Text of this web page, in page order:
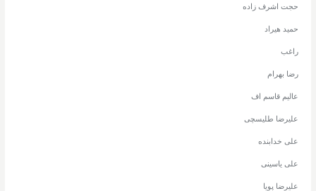
حجت اشرف زاده
حمید هیراد
راغب
رضا بهرام
عالیم قاسم اف
علیرضا طلیسچی
علی خدابنده
علی یاسینی
علیرضا پویا